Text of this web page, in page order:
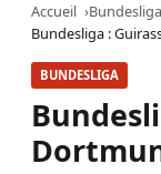
Accueil
Bundesliga
Bundesliga :
BUNDESLIGA